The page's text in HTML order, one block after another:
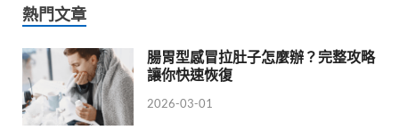
熱門文章
腸胃型感冒拉肚子怎麼辦？完整攻略
讓你快速恢復
2026-03-01